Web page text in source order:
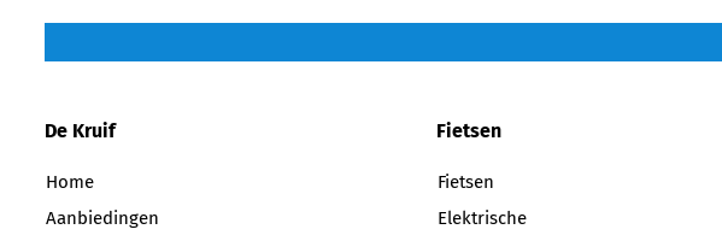
De Kruif
Home
Aanbiedingen
Fietsen
Fietsen
Elektrische